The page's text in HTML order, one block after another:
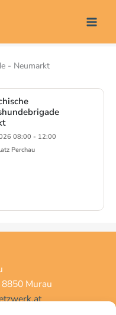
- Neumarkt
- Neumarkt
08:00 - 12:00
Perchau
Murau